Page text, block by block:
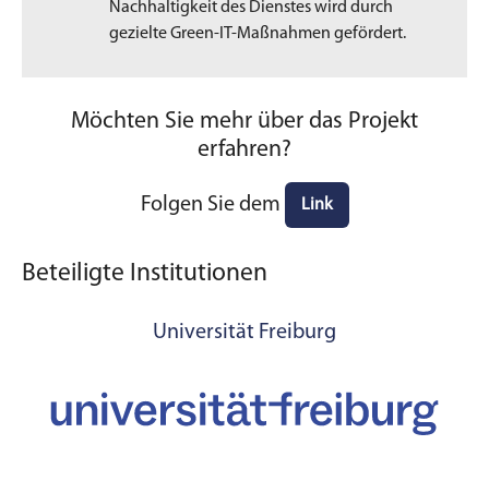
Nachhaltigkeit des Dienstes wird durch
gezielte Green-IT-Maßnahmen gefördert.
Möchten Sie mehr über das Projekt
erfahren?
Folgen Sie dem Link
Beteiligte Institutionen
Universität Freiburg